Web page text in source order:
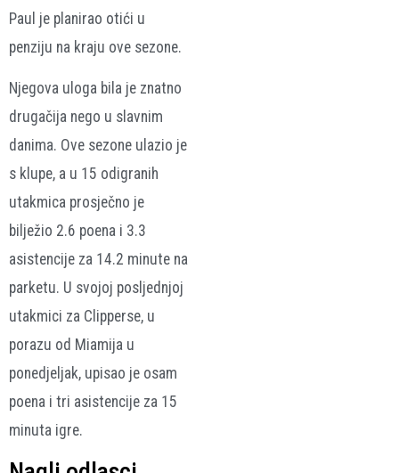
Paul je planirao otići u
penziju na kraju ove sezone.
Njegova uloga bila je znatno
drugačija nego u slavnim
danima. Ove sezone ulazio je
s klupe, a u 15 odigranih
utakmica prosječno je
bilježio 2.6 poena i 3.3
asistencije za 14.2 minute na
parketu. U svojoj posljednjoj
utakmici za Clipperse, u
porazu od Miamija u
ponedjeljak, upisao je osam
poena i tri asistencije za 15
minuta igre.